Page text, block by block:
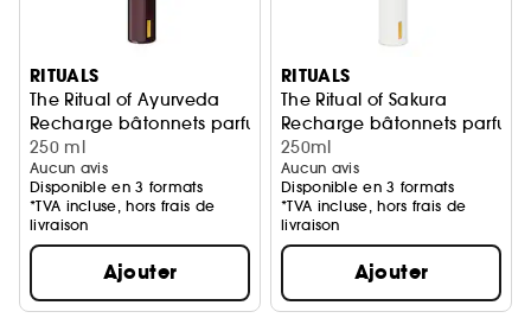
RITUALS
The Ritual of Ayurveda
Recharge bâtonnets parfumés
250 ml
Aucun avis
Disponible en 3 formats
*TVA incluse, hors frais de
livraison
Ajouter
RITUALS
The Ritual of Sakura
Recharge bâtonnets
250ml
Aucun avis
Disponible en 3 formats
*TVA incluse, hors frais de
livraison
Ajouter